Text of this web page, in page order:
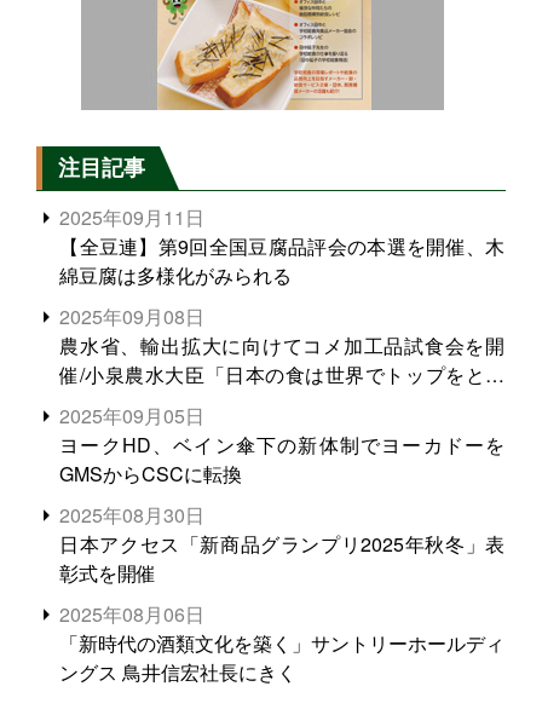
注目記事
2025年09月11日
【全豆連】第9回全国豆腐品評会の本選を開催、木
綿豆腐は多様化がみられる
2025年09月08日
農水省、輸出拡大に向けてコメ加工品試食会を開
催/小泉農水大臣「日本の食は世界でトップをとれ
る。米増産に向けて、米輸出需要の拡大を」
2025年09月05日
ヨークHD、ベイン傘下の新体制でヨーカドーを
GMSからCSCに転換
2025年08月30日
日本アクセス「新商品グランプリ2025年秋冬」表
彰式を開催
2025年08月06日
「新時代の酒類文化を築く」サントリーホールディ
ングス 鳥井信宏社長にきく